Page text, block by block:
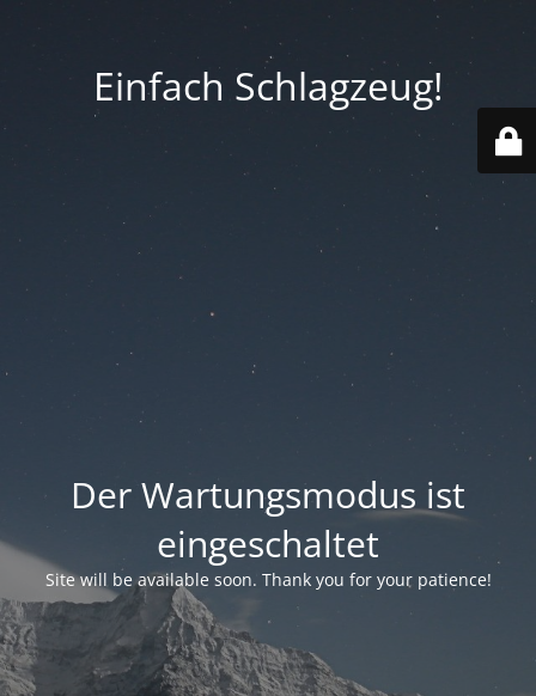
Einfach Schlagzeug!
Der Wartungsmodus ist
eingeschaltet
Site will be available soon. Thank you for your patience!